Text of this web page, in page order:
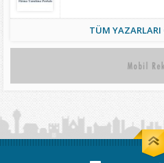
TÜM YAZARLARI